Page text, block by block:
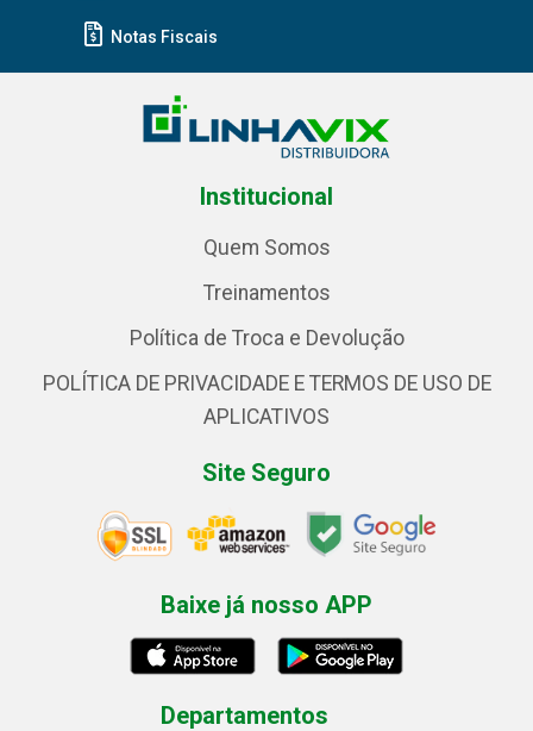
Notas Fiscais
Institucional
Quem Somos
Treinamentos
Política de Troca e Devolução
POLÍTICA DE PRIVACIDADE E TERMOS DE USO DE
APLICATIVOS
Site Seguro
Baixe já nosso APP
Departamentos